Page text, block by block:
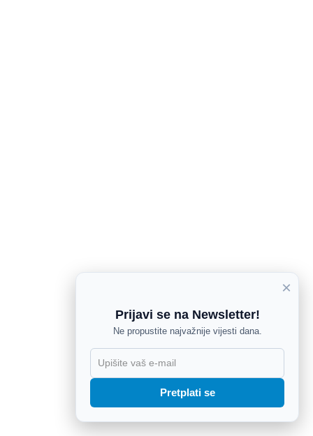
×
Prijavi se na Newsletter!
Ne propustite najvažnije vijesti dana.
Pretplati se